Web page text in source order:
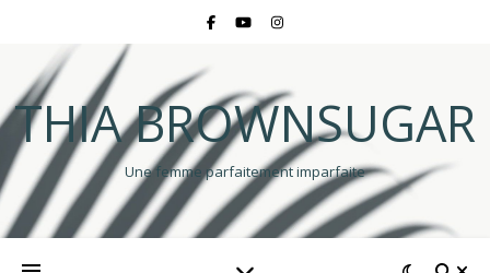
THIA BROWNSUGAR
Une femme parfaitement imparfaite